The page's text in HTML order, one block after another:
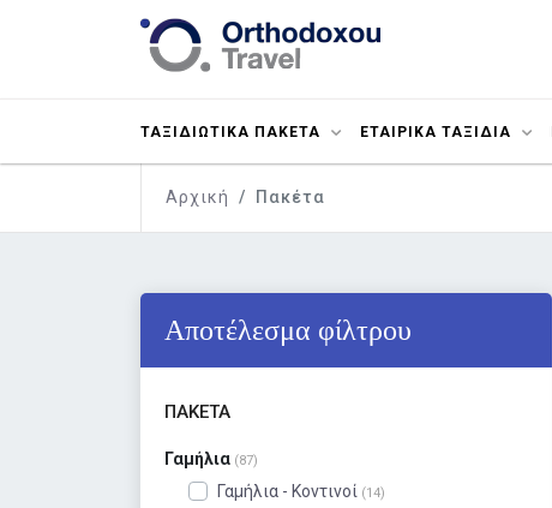
ΤΑΞΙΔΙΩΤΙΚΑ ΠΑΚΕΤΑ ΕΤΑΙΡΙΚΑ ΤΑΞΙΔΙΑ
Αρχική Πακέτα
Αποτέλεσμα φίλτρου
ΠΑΚΈΤΑ
Γαμήλια (87)
Γαμήλια - Κοντινοί (14)